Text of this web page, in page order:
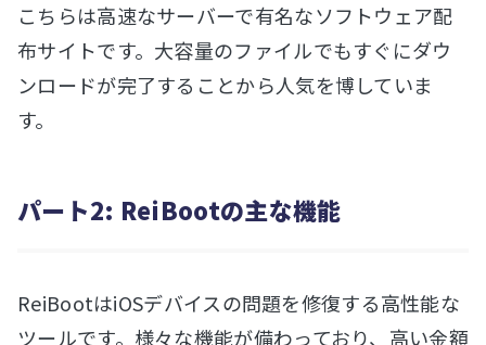
こちらは高速なサーバーで有名なソフトウェア配
布サイトです。大容量のファイルでもすぐにダウ
ンロードが完了することから人気を博していま
す。
パート2: ReiBootの主な機能
ReiBootはiOSデバイスの問題を修復する高性能な
ツールです。様々な機能が備わっており、高い金額